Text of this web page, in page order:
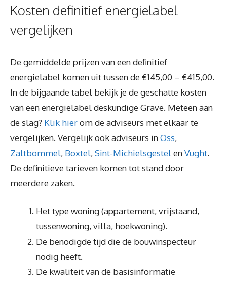
Kosten definitief energielabel
vergelijken
De gemiddelde prijzen van een definitief
energielabel komen uit tussen de €145,00 – €415,00.
In de bijgaande tabel bekijk je de geschatte kosten
van een energielabel deskundige Grave. Meteen aan
de slag? Klik hierom de adviseurs met elkaar te
vergelijken. Vergelijk ook adviseurs inOss,
Zaltbommel, Boxtel, Sint-MichielsgestelenVught.
De definitieve tarieven komen tot stand door
meerdere zaken.
Het type woning (appartement, vrijstaand,
tussenwoning, villa, hoekwoning).
De benodigde tijd die de bouwinspecteur
nodig heeft.
De kwaliteit van de basisinformatie